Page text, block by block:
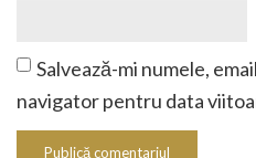
Salvează-mi numele,
navigator pentru data